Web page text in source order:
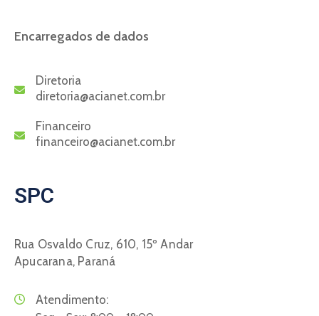
Encarregados de dados
Diretoria
diretoria@acianet.com.br
Financeiro
financeiro@acianet.com.br
SPC
Rua Osvaldo Cruz, 610, 15º Andar
Apucarana, Paraná
Atendimento: